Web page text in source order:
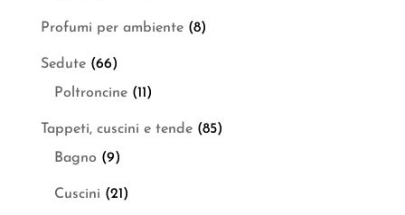
Profumi per ambiente (8)
Sedute (66)
Poltroncine (11)
Tappeti, cuscini e tende (85)
Bagno (9)
Cuscini (21)